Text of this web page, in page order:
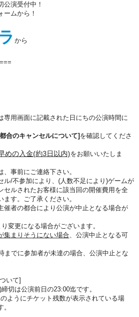
公演受付中！
ームから！
から
専用画面に記載された日にちの公演時間に
合のキャンセルについて] を確認してくださ
めの入金(約3日以内)をお願いいたしま
、事前にご連絡下さい。
ル/不参加により、(人数不足により)ゲームが
セルされたお客様に該当回の開催費用を全
す。ご了承ください。
催者の都合により公演が中止となる場合が
変更になる場合がございます。
集まりそうにない場合、公演中止となる可
までに参加者が未達の場合、公演中止とな
いて]
切は公演前日の23:00迄です。
ようにチケット残数が表示されている場